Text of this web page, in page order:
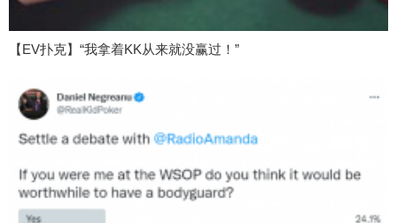
【EV扑克】“我拿着KK从来就没赢过！”